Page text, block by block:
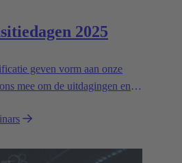
2025
geven vorm aan onze
mee om de uitdagingen en